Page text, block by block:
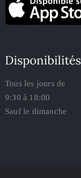
Disponibilités
Tous les jours de
9:30 à 18:00
Sauf le dimanche